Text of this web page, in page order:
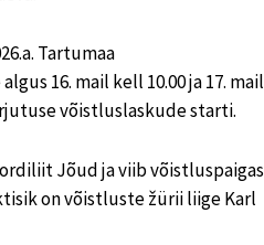
Tartumaa
16. mail kell 10.00 ja 17. mail
võistluslaskude starti.
Jõud ja viib võistluspaigas
on võistluste žürii liige Karl